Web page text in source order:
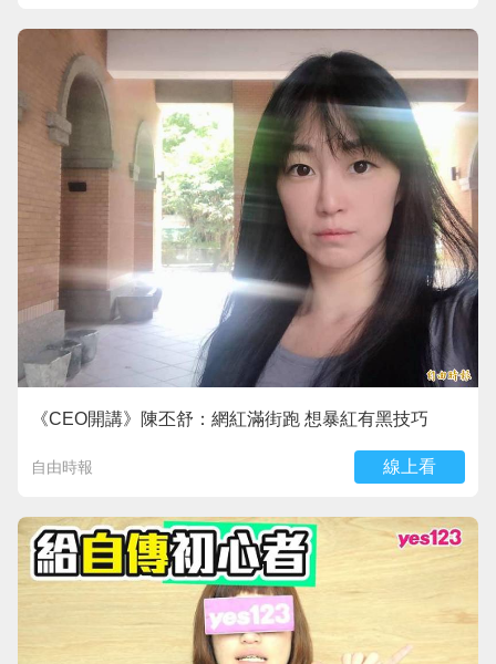
《CEO開講》陳丕舒：網紅滿街跑 想暴紅有黑技巧
自由時報 線上看